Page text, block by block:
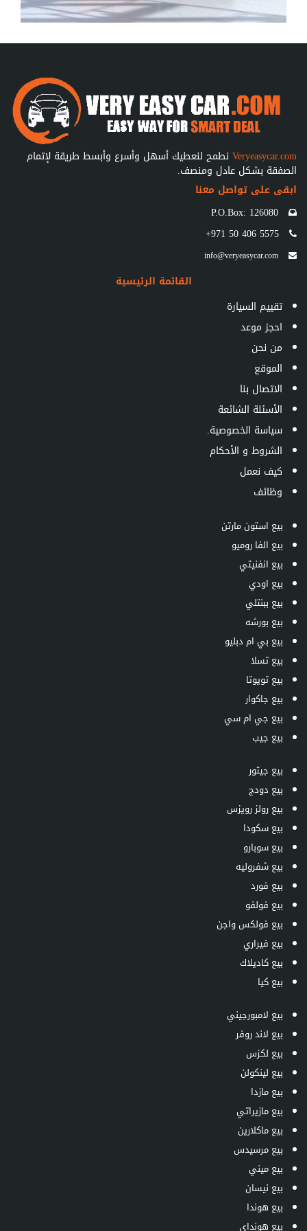
Veryeasycar.com نطمح لنعطيك أسهل وأسرع وأبسط طريقة لإتمام
الصفقة بشكل عادل ومنصف.
ابقى على تواصل معنا
P.O.Box: 126080
+971 50 406 5575
info@veryeasycar.com
القائمة الرئيسية
تقييم السيارة
احجز موعد
من نحن
الموقع
الاتصال بنا
الأسئلة الشائعة
سياسة الخصوصية.
الشروط و الأحكام
كيف نعمل
وظائف
بيع استون مارتن
بيع الفا روميو
بيع انفنيتي
بيع اودي
بيع ببنتلي
بيع بورشه
بيع بي ام دبليو
بيع تسلا
بيع تويوتا
بيع جاكوار
بيع جي ام سي
بيع جيب
بيع جيتور
بيع دودج
بيع رولز رويزس
بيع سكودا
بيع سوبارو
بيع شفروليه
بيع فورد
بيع فولفو
بيع فولكس واجن
بيع فيراري
بيع كاديلاك
بيع كيا
بيع لامبورجيني
بيع لاند روفر
بيع لكزس
بيع لينكولن
بيع مازدا
بيع مازيراتي
بيع ماكلارين
بيع مرسيدس
بيع ميني
بيع نيسان
بيع هوندا
بيع هونداي